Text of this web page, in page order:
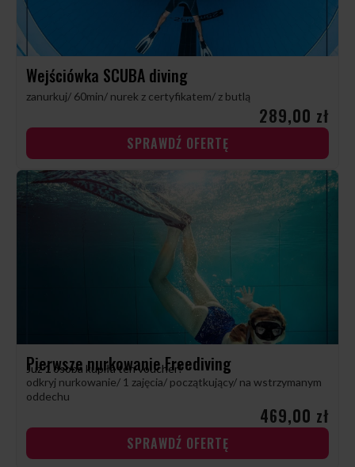
Wejściówka SCUBA diving
zanurkuj/ 60min/ nurek z certyfikatem/ z butlą
289,00 zł
SPRAWDŹ OFERTĘ
Pierwsze nurkowanie Freediving
Już1 osoba kupiła ten voucher!
odkryj nurkowanie/ 1 zajęcia/ początkujący/ na wstrzymanym
oddechu
469,00 zł
SPRAWDŹ OFERTĘ